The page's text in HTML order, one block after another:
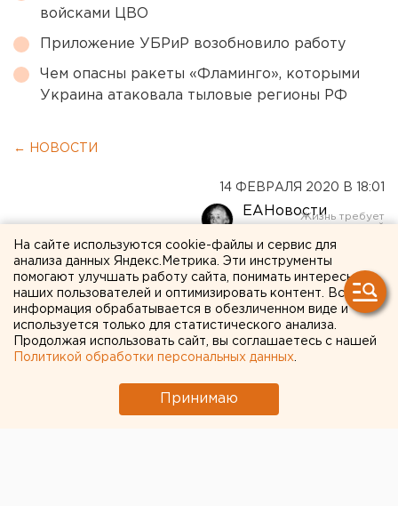
войсками ЦВО
Приложение УБРиР возобновило работу
Чем опасны ракеты «Фламинго», которыми
Украина атаковала тыловые регионы РФ
← НОВОСТИ
14 ФЕВРАЛЯ 2020 В 18:01
ЕАНовости
Для прессы и не только:
анонсы на 15 - 17 февраля
На сайте используются cookie-файлы и сервис для
анализа данных Яндекс.Метрика. Эти инструменты
помогают улучшать работу сайта, понимать интересы
наших пользователей и оптимизировать контент. Вся
информация обрабатывается в обезличенном виде и
используется только для статистического анализа.
Продолжая использовать сайт, вы соглашаетесь с нашей
Политикой обработки персональных данных
Принимаю